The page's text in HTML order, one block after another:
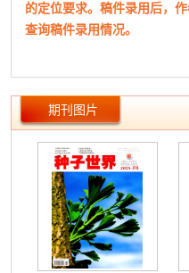
的定位要求。稿件录用后，
查询稿件录用情况。
（本网站所公布期刊均为正
时告知！）
本平台为期刊杂志协同采编
年，主要从事文化艺术交流
发布、宣传。非杂志社官网！
本站仅为有实际合作关系的
组稿指导和宣传，本站致力
分类、便捷投稿、在线答疑
期刊图片